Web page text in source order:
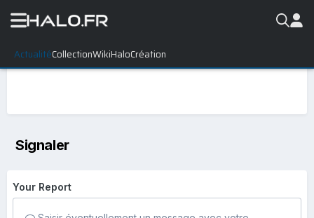
ActualitéCollectionWikiHaloCréation
Signaler
Your Report